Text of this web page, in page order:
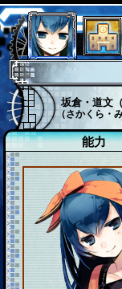
坂倉・道文
（さかくら・み
能力